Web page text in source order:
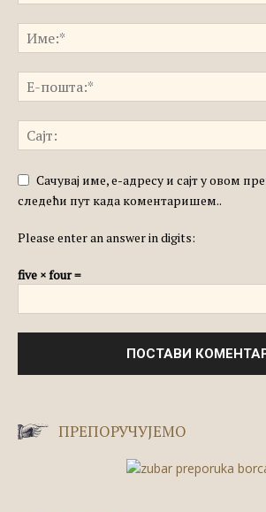
Сачувај име, е-адресу и сајт у овом
следећи пут када коментаришем..
Please enter an answer in digits:
five × four =
ПРЕПОРУЧУЈЕМО